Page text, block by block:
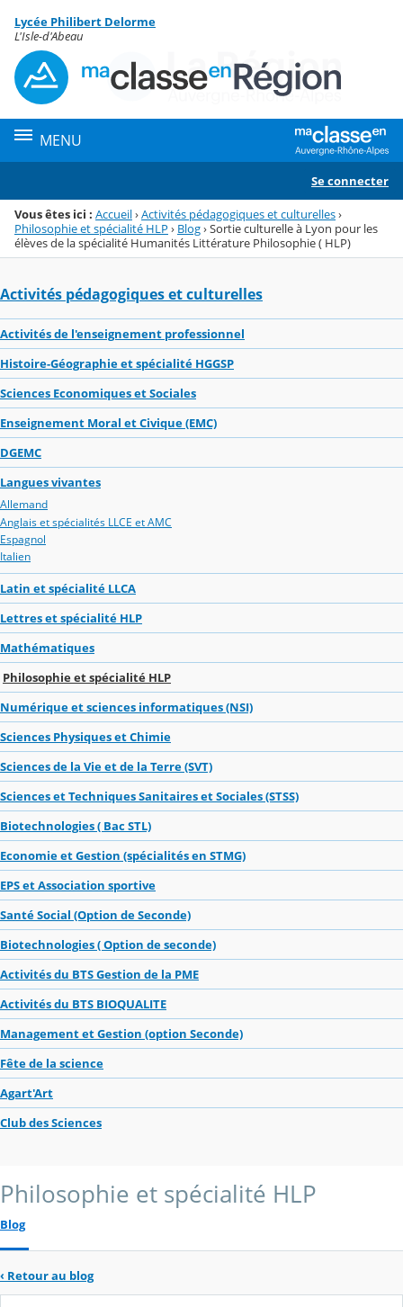
Menu de la rubrique
Contenu
Lycée Philibert Delorme
L'Isle-d'Abeau
MENU
Se connecter
Vous êtes ici : Accueil›Activités pédagogiques et culturelles›
Philosophie et spécialité HLP › Blog›Sortie culturelle à Lyon pour les
élèves de la spécialité Humanités Littérature Philosophie ( HLP)
Activités pédagogiques et culturelles
Activités de l'enseignement professionnel
Histoire-Géographie et spécialité HGGSP
Sciences Economiques et Sociales
Enseignement Moral et Civique (EMC)
DGEMC
Langues vivantes
Allemand
Anglais et spécialités LLCE et AMC
Espagnol
Italien
Latin et spécialité LLCA
Lettres et spécialité HLP
Mathématiques
Philosophie et spécialité HLP
Numérique et sciences informatiques (NSI)
Sciences Physiques et Chimie
Sciences de la Vie et de la Terre (SVT)
Sciences et Techniques Sanitaires et Sociales (STSS)
Biotechnologies ( Bac STL)
Economie et Gestion (spécialités en STMG)
EPS et Association sportive
Santé Social (Option de Seconde)
Biotechnologies ( Option de seconde)
Activités du BTS Gestion de la PME
Activités du BTS BIOQUALITE
Management et Gestion (option Seconde)
Fête de la science
Agart'Art
Club des Sciences
Philosophie et spécialité HLP
Blog
‹ Retour au blog